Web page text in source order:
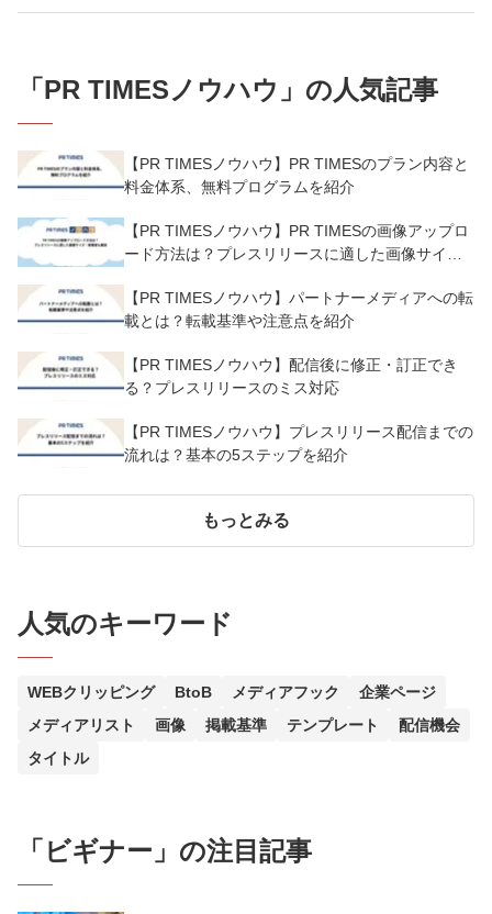
「 PR TIMESノウハウ 」の人気記事
【PR TIMESノウハウ】PR TIMESのプラン内容と
料金体系、無料プログラムを紹介
【PR TIMESノウハウ】PR TIMESの画像アップロ
ード方法は？プレスリリースに適した画像サイ
【PR TIMESノウハウ】パートナーメディアへの転
載とは？転載基準や注意点を紹介
【PR TIMESノウハウ】配信後に修正・訂正でき
る？プレスリリースのミス対応
【PR TIMESノウハウ】プレスリリース配信までの
流れは？基本の5ステップを紹介
もっとみる
人気のキーワード
WEBクリッピング BtoB メディアフック
企業ページ
メディアリスト
画像 掲載基準 テンプレート
配信機会
タイトル
「 ビギナー 」の注目記事